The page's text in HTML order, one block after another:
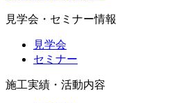
見学会・セミナー情報
見学会
セミナー
施工実績・活動内容